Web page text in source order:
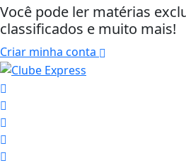
Você pode ler matérias
classificados e muito mais!
Criar minha conta